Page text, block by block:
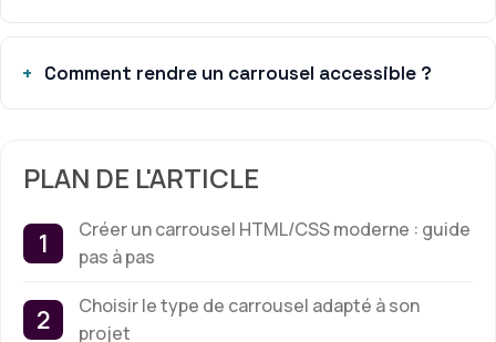
Comment rendre un carrousel accessible ?
PLAN DE L'ARTICLE
Créer un carrousel HTML/CSS moderne : guide
pas à pas
Choisir le type de carrousel adapté à son
projet